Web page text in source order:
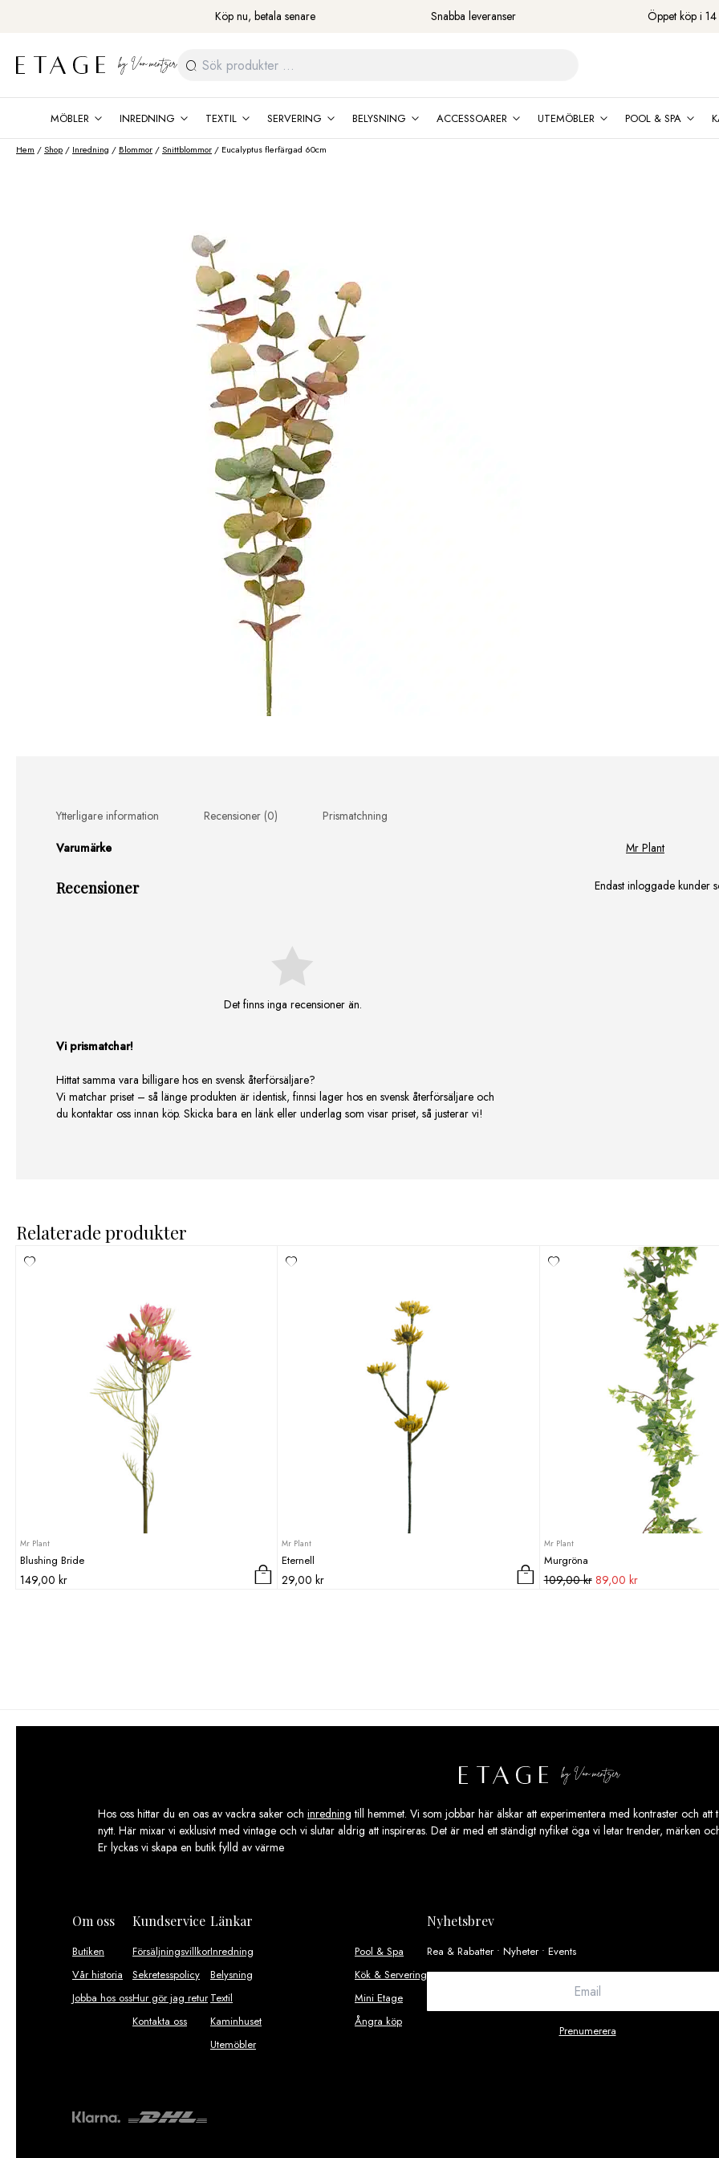
Köp nu, betala senare Snabba leveranser Öppet köp i
Sök
efter:
MÖBLER INREDNING TEXTIL SERVERING BELYSNING ACCESSOARER UTEMÖBLER POOL & SPA
Hem /Shop / Inredning / Blommor /Snittblommor / Eucalyptus flerfärgad 60cm
Ytterligare information Recensioner (0)
Prismatchning
Varumärke
Mr Plant
Recensioner
Det finns inga recensioner än.
Endast inloggade kunder
Vi prismatchar!
Hittat samma vara billigare hos en svensk återförsäljare?
Vi matchar priset – så länge produkten är identisk, finnsi lager hos en svensk återförsäljare och
du kontaktar oss innan köp. Skicka bara en länk eller underlag som visar priset, så justerar vi!
Relaterade produkter
Mr Plant
Blushing Bride
149,00 kr
Mr Plant
Eternell
29,00kr
Mr Plant
Murgröna
109,00kr Det
89,00 krDet
Hos oss hittar du en oas av vackra saker och inredning till hemmet. Vi som jobbar här älskar att experimentera med kontraster och
nytt. Här mixar vi exklusivt med vintage och vi slutar aldrig att inspireras. Det är med ett ständigt nyfiket öga vi letar trender, märken
Er lyckas vi skapa en butik fylld av värme
Om oss
Butiken
Vår historia
Jobba hos oss
Kundservice
Försäljningsvillkor
Sekretesspolicy
Hur gör jag retur
Kontakta oss
Länkar
Inredning
Belysning
Textil
Kaminhuset
Utemöbler
Pool & Spa
Kök & Servering
Mini Etage
Ångra köp
Nyhetsbrev
Rea & Rabatter • Nyheter • Events
Prenumerera